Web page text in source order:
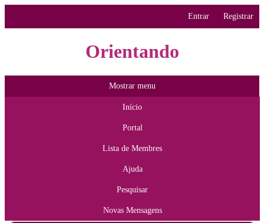
Entrar Registrar
Orientando
Mostrar menu
Início
Portal
Lista de Membres
Ajuda
Pesquisar
Novas Mensagens